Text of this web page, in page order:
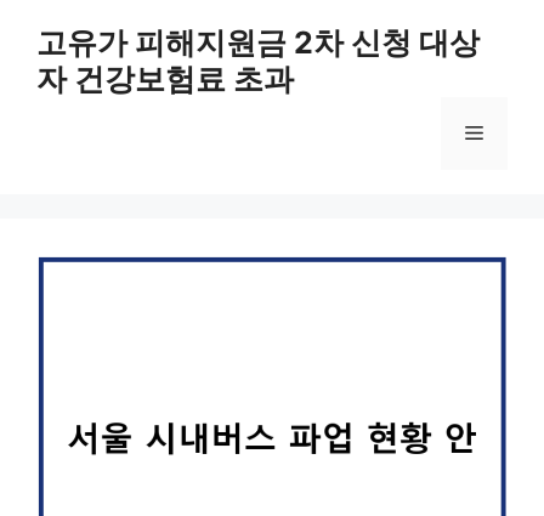
고유가 피해지원금 2차 신청 대상
자 건강보험료 초과
메